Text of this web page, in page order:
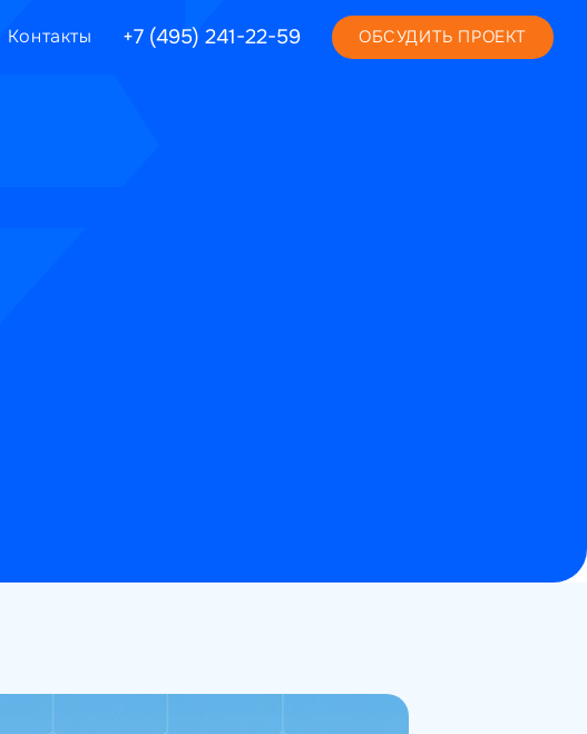
Контакты +7 (495) 241-22-59 ОБСУДИТЬ ПРОЕКТ